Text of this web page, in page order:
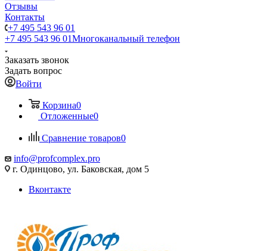
Отзывы
Контакты
+7 495 543 96 01
+7 495 543 96 01Многоканальный телефон
Заказать звонок
Задать вопрос
Войти
Корзина0
Отложенные0
Сравнение товаров0
info@profcomplex.pro
г. Одинцово, ул. Баковская, дом 5
Вконтакте